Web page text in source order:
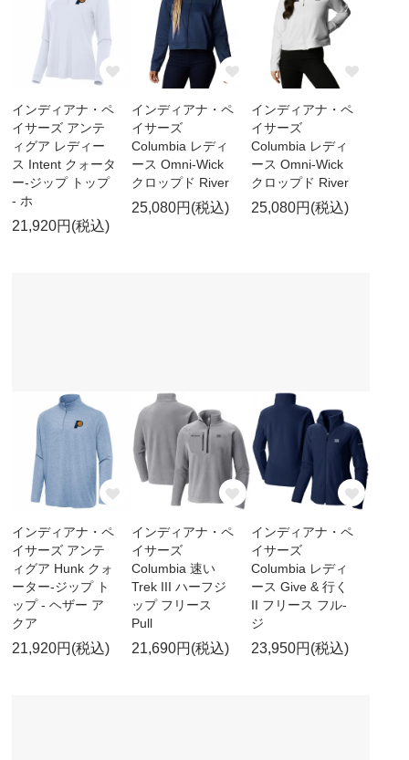
インディアナ・ペ
イサーズ アンテ
ィグア レディー
ス Intent クォータ
ー-ジップ トップ
- ホ
21,920円(税込)
インディアナ・ペ
イサーズ
Columbia レディ
ース Omni-Wick
クロップド River
25,080円(税込)
インディアナ・ペ
イサーズ
Columbia レディ
ース Omni-Wick
クロップド River
25,080円(税込)
インディアナ・ペ
イサーズ アンテ
ィグア Hunk クォ
ーター-ジップ ト
ップ - ヘザー ア
クア
21,920円(税込)
インディアナ・ペ
イサーズ
Columbia 速い
Trek III ハーフジ
ップ フリース
Pull
21,690円(税込)
インディアナ・ペ
イサーズ
Columbia レディ
ース Give & 行く
II フリース フル-
ジ
23,950円(税込)